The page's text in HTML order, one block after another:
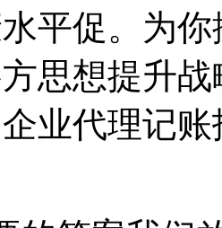
平促。为
思想提升
业代理记